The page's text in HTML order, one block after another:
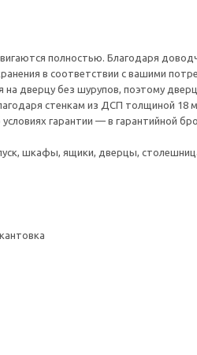
полностью. Благодаря
в соответствии с вашими
дверцу без шурупов, поэтому
стенкам из ДСП толщиной 18
гарантии — в гарантийной
шкафы, ящики, дверцы,